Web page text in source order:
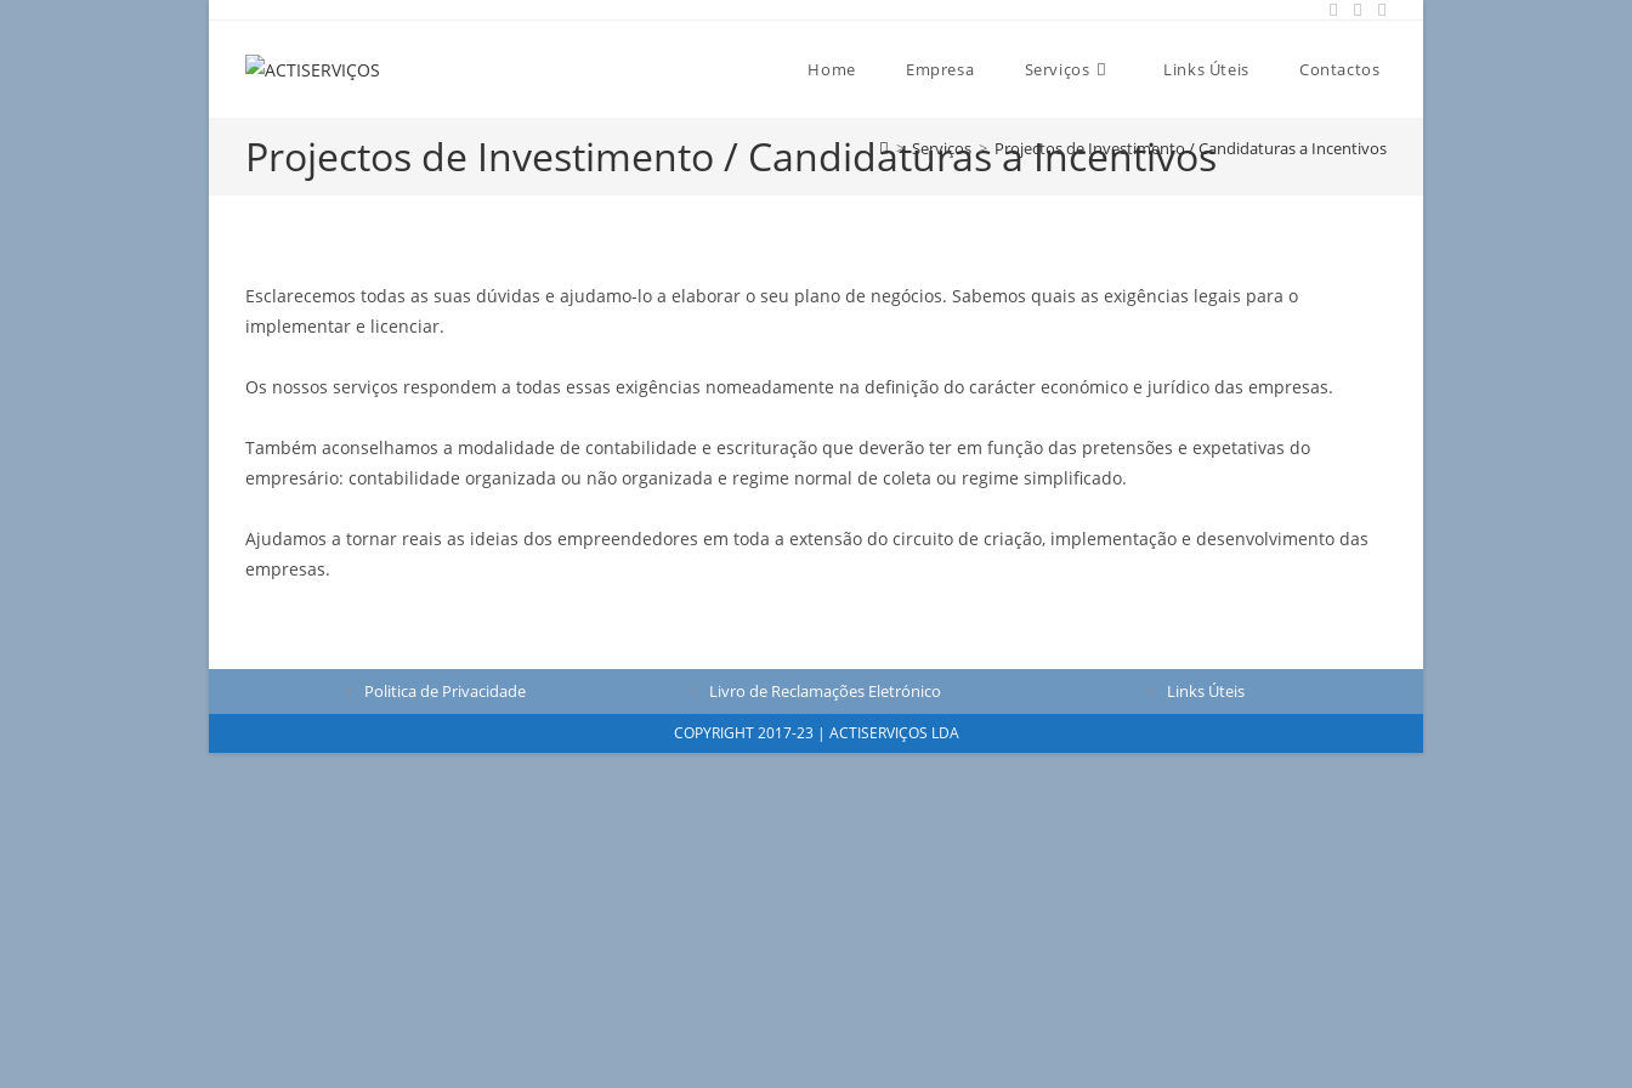
Home Empresa Serviços Links Úteis Contactos
Projectos de Investimento / Candidaturas a Incentivos
> Serviços > Projectos de Investimento / Candidaturas a Incentivos
Esclarecemos todas as suas dúvidas e ajudamo-lo a elaborar o seu plano de negócios. Sabemos quais as exigências legais para o
implementar e licenciar.
Os nossos serviços respondem a todas essas exigências nomeadamente na definição do carácter económico e jurídico das empresas.
Também aconselhamos a modalidade de contabilidade e escrituração que deverão ter em função das pretensões e expetativas do
empresário: contabilidade organizada ou não organizada e regime normal de coleta ou regime simplificado.
Ajudamos a tornar reais as ideias dos empreendedores em toda a extensão do circuito de criação, implementação e desenvolvimento das
empresas.
Politica de Privacidade Livro de Reclamações Eletrónico
in
a
Links Úteis
COPYRIGHT 2017-23 | ACTISERVIÇOS LDA